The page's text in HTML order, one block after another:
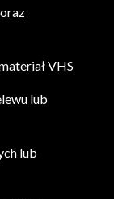
VHS
lub
lub